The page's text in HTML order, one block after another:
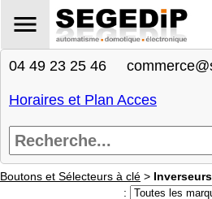
04 49 23 25 46
Horaires et Plan Acces
Boutons et Sélecteurs à clé >
: